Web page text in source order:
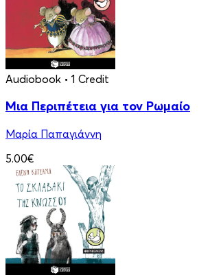
Audiobook • 1 Credit
Μια Περιπέτεια για τον Ρωμαίο
Μαρία Παπαγιάννη
5.00€